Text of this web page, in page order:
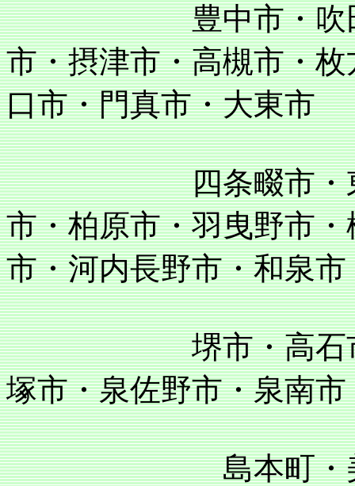
豊中市・吹田市・
市・摂津市・高槻市・
口市・門真市・大東市
四条畷市・東大
市・柏原市・羽曳野市
市・河内長野市・和泉市
堺市・高石市・泉
塚市・泉佐野市・泉南
島本町・美原町